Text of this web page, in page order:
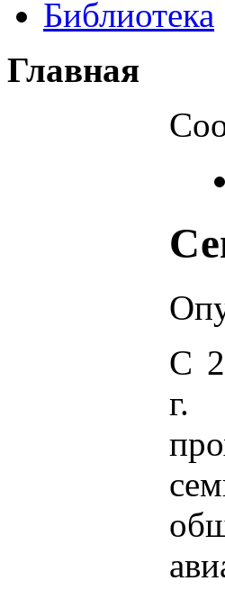
Библиотека
Главная
С
г.